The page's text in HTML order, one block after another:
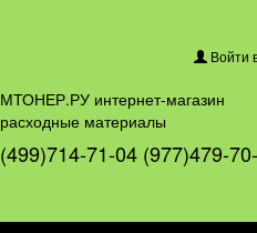
Войти
МТОНЕР.РУ интернет-магазин
расходные материалы
(499)714-71-04 (977)479-